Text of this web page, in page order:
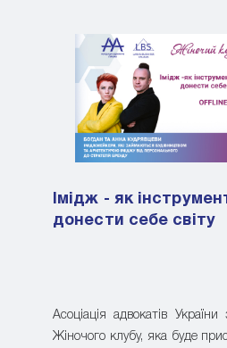
Імідж - як
донести себе світу
Асоціація адвокатів
Жіночого клубу, яка буде